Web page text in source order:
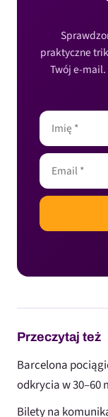
praktyczne
Twój e-
Przeczytaj też
Barcelona
odkrycia w 30–60
Bilety na